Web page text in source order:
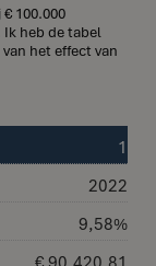
100.000
heb de tabel
het effect van
1
2022
9,58%
€ 90.420,81